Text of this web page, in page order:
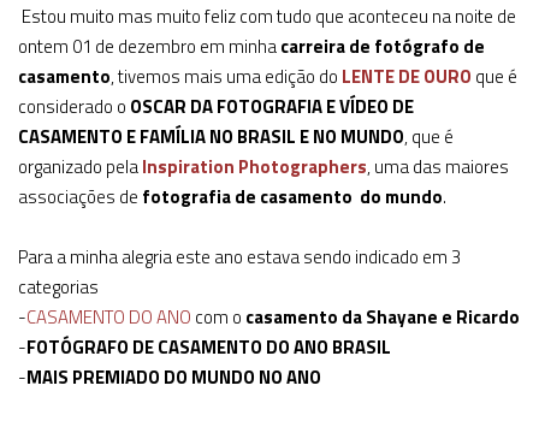
Estou muito mas muito feliz com tudo que aconteceu na noite de
ontem 01 de dezembro em minhacarreira de fotógrafo de
casamento, tivemos mais uma edição do LENTE DE OURO que é
considerado o OSCAR DA FOTOGRAFIA E VÍDEO DE
CASAMENTO E FAMÍLIA NO BRASIL E NO MUNDO, que é
organizado pelaInspiration Photographers, uma das maiores
associações de fotografia de casamento do mundo.
Para a minha alegria este ano estava sendo indicado em 3
categorias
-CASAMENTO DO ANO com o casamento da Shayane e Ricardo
-FOTÓGRAFO DE CASAMENTO DO ANO BRASIL
-MAIS PREMIADO DO MUNDO NO ANO